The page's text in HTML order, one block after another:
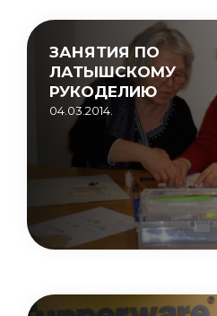
ЗАНЯТИЯ ПО
ЛАТЫШСКОМУ
РУКОДЕЛИЮ
04.03.2014.